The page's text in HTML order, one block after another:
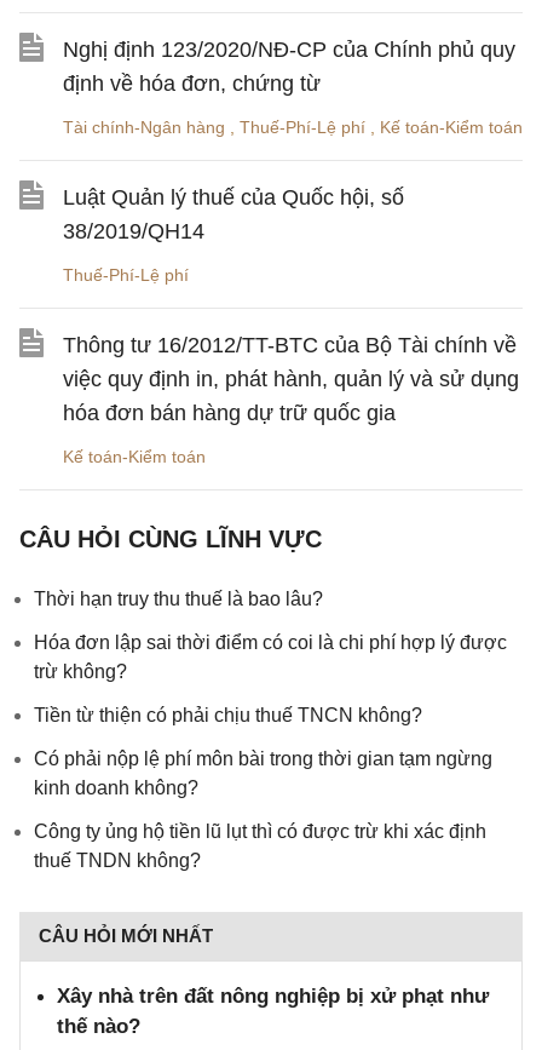
Nghị định 123/2020/NĐ-CP của Chính phủ quy
định về hóa đơn, chứng từ
Tài chính-Ngân hàng Thuế-Phí-Lệ phí Kế toán-Kiểm toán
Luật Quản lý thuế của Quốc hội, số
38/2019/QH14
Thuế-Phí-Lệ phí
Thông tư 16/2012/TT-BTC của Bộ Tài chính về
việc quy định in, phát hành, quản lý và sử dụng
hóa đơn bán hàng dự trữ quốc gia
Kế toán-Kiểm toán
CÂU HỎI CÙNG LĨNH VỰC
Thời hạn truy thu thuế là bao lâu?
Hóa đơn lập sai thời điểm có coi là chi phí hợp lý được
trừ không?
Tiền từ thiện có phải chịu thuế TNCN không?
Có phải nộp lệ phí môn bài trong thời gian tạm ngừng
kinh doanh không?
Công ty ủng hộ tiền lũ lụt thì có được trừ khi xác định
thuế TNDN không?
CÂU HỎI MỚI NHẤT
Xây nhà trên đất nông nghiệp bị xử phạt như
thế nào?